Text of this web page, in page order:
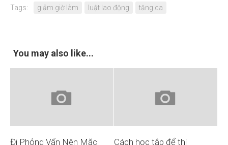
Tags: giảm giờ làm luật lao động tăng ca
You may also like...
Đi Phỏng Vấn Nên Mặc
Cách học tập để thi